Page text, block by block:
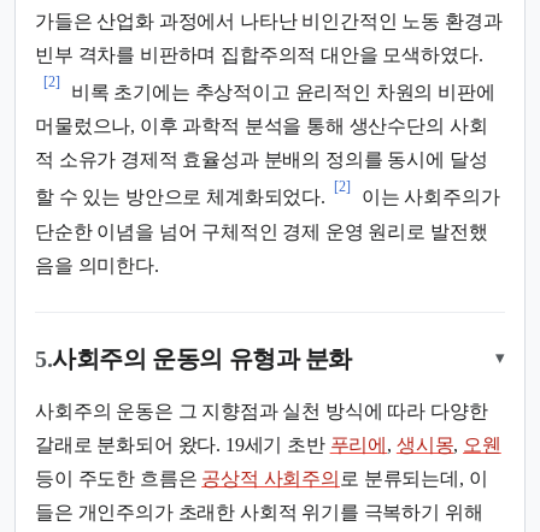
가들은 산업화 과정에서 나타난 비인간적인 노동 환경과
빈부 격차를 비판하며 집합주의적 대안을 모색하였다.
[2]
비록 초기에는 추상적이고 윤리적인 차원의 비판에
머물렀으나, 이후 과학적 분석을 통해 생산수단의 사회
적 소유가 경제적 효율성과 분배의 정의를 동시에 달성
할 수 있는 방안으로 체계화되었다.
[2]
이는 사회주의가
단순한 이념을 넘어 구체적인 경제 운영 원리로 발전했
음을 의미한다.
5.사회주의 운동의 유형과 분화 ▾
사회주의 운동은 그 지향점과 실천 방식에 따라 다양한
갈래로 분화되어 왔다. 19세기 초반 푸리에 , 생시몽, 오웬
등이 주도한 흐름은 공상적 사회주의 로 분류되는데, 이
들은 개인주의가 초래한 사회적 위기를 극복하기 위해